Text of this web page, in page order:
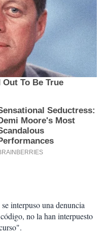
interpuso una denuncia
no la han interpuesto